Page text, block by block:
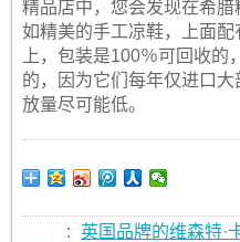
精品店中，您会发现在希
如精美的手工凉鞋，上面
上，包装是100％可回收
的，因为它们每年仅进口
放量尽可能低。
:
英国品牌的维森特·